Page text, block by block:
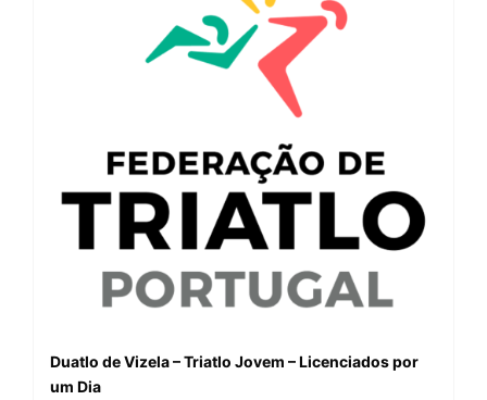
Duatlo de Vizela – Triatlo Jovem – Licenciados por
um Dia